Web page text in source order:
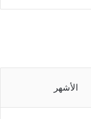
الأشهر